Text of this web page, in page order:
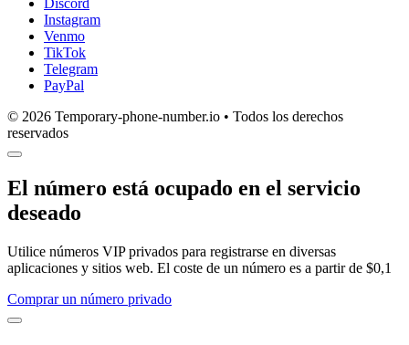
Instagram
Venmo
TikTok
Telegram
PayPal
© 2026 Temporary-phone-number.io • Todos los derechos
reservados
El número está ocupado en el servicio
deseado
Utilice números VIP privados para registrarse en diversas
aplicaciones y sitios web. El coste de un número es a partir de $0,1
Comprar un número privado